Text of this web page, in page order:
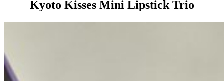
Kyoto Kisses Mini Lipstick Trio